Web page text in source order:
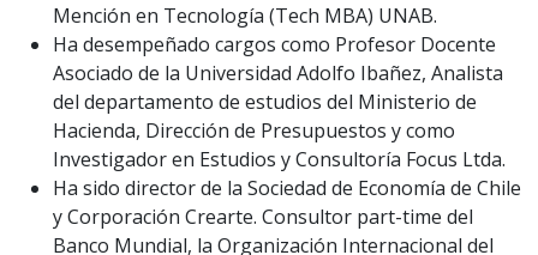
Mención en Tecnología (Tech MBA) UNAB.
Ha desempeñado cargos como Profesor Docente
Asociado de la Universidad Adolfo Ibañez, Analista
del departamento de estudios del Ministerio de
Hacienda, Dirección de Presupuestos y como
Investigador en Estudios y Consultoría Focus Ltda.
Ha sido director de la Sociedad de Economía de Chile
y Corporación Crearte. Consultor part-time del
Banco Mundial, la Organización Internacional del